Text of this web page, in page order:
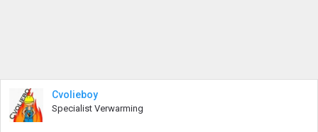
Cvolieboy
Specialist Verwarming